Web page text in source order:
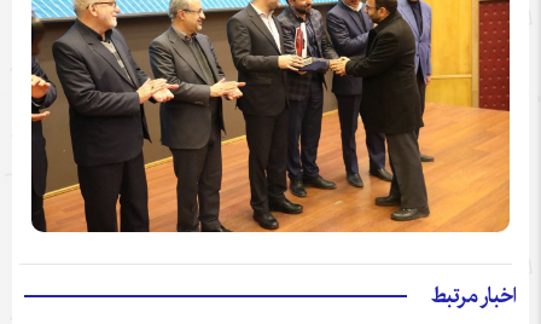
اخبار مرتبط